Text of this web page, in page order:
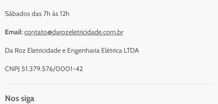
Sábados das 7h às 12h
Email:contato@darozeletricidade.com.br
Da Roz Eletricidade e Engenharia Elétrica LTDA
CNPJ 51.379.576/0001-42
Nos siga